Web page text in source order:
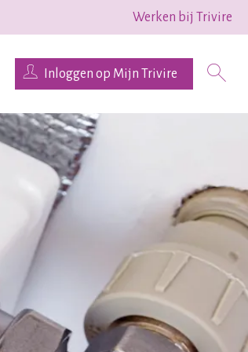
Inloggen op Mijn Trivire
Werken bij Trivire